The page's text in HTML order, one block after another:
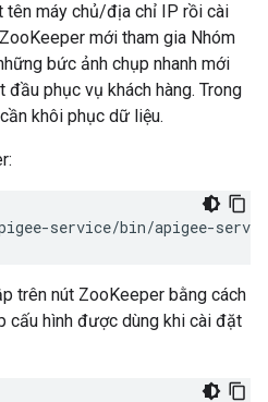
tên máy chủ/địa chỉ IP rồi cài
mới tham gia Nhóm
bức ảnh chụp nhanh mới
phục vụ khách hàng. Trong
khôi phục dữ liệu.
service/bin/apigee-
trên nút ZooKeeper bằng cách
cấu hình được dùng khi cài đặt